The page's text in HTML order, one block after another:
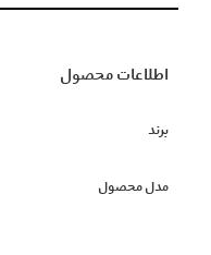
اطلاعات محصول
برند
مدل محصول